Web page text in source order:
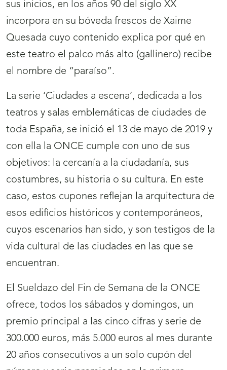
sus inicios, en los años 90 del siglo XX
incorpora en su bóveda frescos de Xaime
Quesada cuyo contenido explica por qué en
este teatro el palco más alto (gallinero) recibe
el nombre de “paraíso”.
La serie ‘Ciudades a escena’, dedicada a los
teatros y salas emblemáticas de ciudades de
toda España, se inició el 13 de mayo de 2019 y
con ella la ONCE cumple con uno de sus
objetivos: la cercanía a la ciudadanía, sus
costumbres, su historia o su cultura. En este
caso, estos cupones reflejan la arquitectura de
esos edificios históricos y contemporáneos,
cuyos escenarios han sido, y son testigos de la
vida cultural de las ciudades en las que se
encuentran.
El Sueldazo del Fin de Semana de la ONCE
ofrece, todos los sábados y domingos, un
premio principal a las cinco cifras y serie de
300.000 euros, más 5.000 euros al mes durante
20 años consecutivos a un solo cupón del